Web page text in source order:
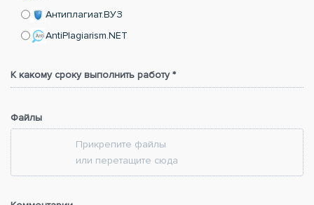
Антиплагиат.ВУЗ
AntiPlagiarism.NET
К какому сроку выполнить работу *
Файлы
Прикрепите файлы
или перетащите сюда